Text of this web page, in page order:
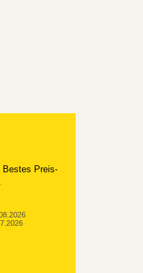
Bestes Preis-